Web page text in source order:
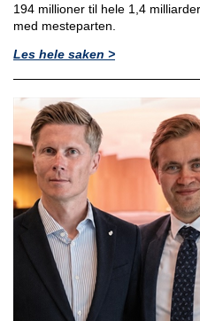
194 millioner til hele 1,4
med mesteparten.
Les hele saken >